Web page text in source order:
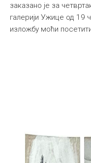
заказано је за
галерији Ужице од 19
изложбу моћи